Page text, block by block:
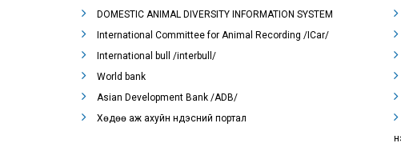
DOMESTIC ANIMAL DIVERSITY INFORMATION SYSTEM
International Committee for Animal Recording /ICar/
International bull /interbull/
World bank
Asian Development Bank /ADB/
Хөдөө аж ахуйн үндэсний портал